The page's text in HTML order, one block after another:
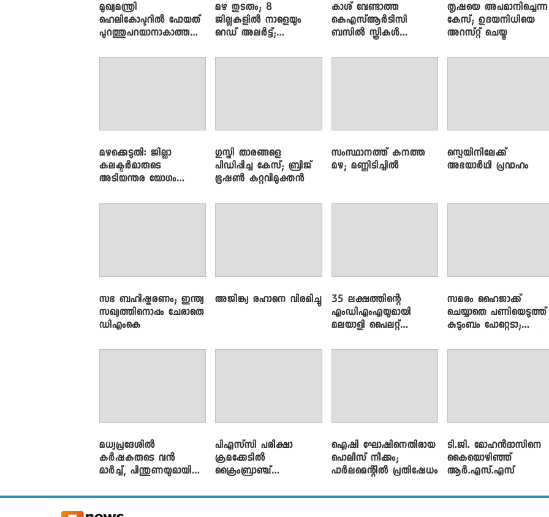
മുഖ്യമന്ത്രി
ഹെലികോപ്ടറിൽ പോയത്
പുറത്തുപറയാനാകാത്ത
ഗോവിന്ദൻ
മഴ തുടരും; 8
ജില്ലകളിൽ നാളെയും
റെഡ് അലർട്ട്;
അലർട്ട്
കാശ് വേണ്ടാത്ത
കെഎസ്ആർടിസി
ബസിൽ സ്ത്രീകൾ
ജോൺ
തൃഷയെ അപമാനിച്ചെന്ന
കേസ്; ഉദയനിധിയെ
അറസ്റ്റ് ചെയ്തു
മഴക്കെടുതി: ജില്ലാ
കലക്ടർമാരുടെ
അടിയന്തര യോഗം
​ഗുസ്തി താരങ്ങളെ
പീഡിപ്പിച്ച കേസ്; ബ്രിജ്
ഭൂഷൺ കുറ്റവിമുക്തൻ
സംസ്ഥാനത്ത് കനത്ത
മഴ; മണ്ണിടിച്ചിൽ
സ്പെയിനിലേക്ക്
അഭയാർഥി പ്രവാഹം
സഭ ബഹിഷ്കരണം; ഇന്ത്യ
സഖ്യത്തിനൊപ്പം ചേരാതെ
ഡിഎംകെ
അജിങ്ക്യ രഹാനെ വിരമിച്ചു
35 ലക്ഷത്തിന്റെ
എംഡിഎംഎയുമായി
മലയാളി പൈലറ്റ്
സമരം ഹൈജാക്ക്
ചെയ്യാതെ പണിയെടുത്ത്
കുടുംബം പോറ്റെടാ;
വിനായകൻ
മധ്യപ്രദേശിൽ
കർഷകരുടെ വൻ
മാർച്ച്, പിന്തുണയുമായി
പിഎസ്‌സി പരീക്ഷാ
ക്രമക്കേ‌ടിൽ
ക്രൈംബ്രാഞ്ച്
ഐഷി ഘോഷിനെതിരായ
പൊലീസ് നീക്കം;
പാര്‍ലമെന്റിൽ പ്രതിഷേധം
ടി.ജി. മോഹൻദാസിനെ
കൈയൊഴിഞ്ഞ്
ആർ.എസ്.എസ്